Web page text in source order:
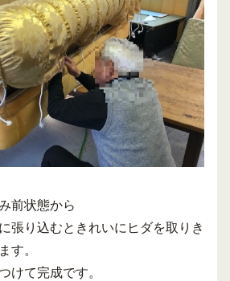
前状態から
張り込むときれいにヒダを取りき
す。
けて完成です。